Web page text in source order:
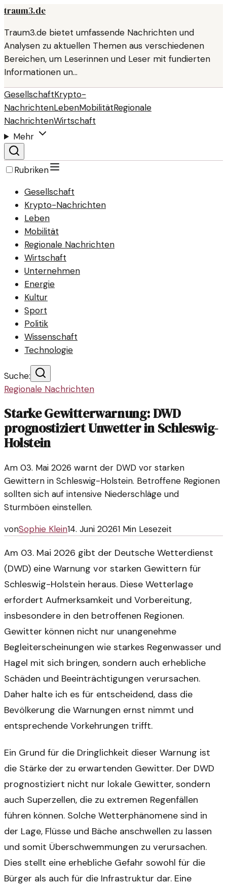
traum3.de
Traum3.de bietet umfassende Nachrichten und
Analysen zu aktuellen Themen aus verschiedenen
Bereichen, um Leserinnen und Leser mit fundierten
Informationen un…
GesellschaftKrypto-
NachrichtenLebenMobilitätRegionale
NachrichtenWirtschaft
Mehr
Rubriken
Gesellschaft
Krypto-Nachrichten
Leben
Mobilität
Regionale Nachrichten
Wirtschaft
Unternehmen
Energie
Kultur
Sport
Politik
Wissenschaft
Technologie
Suche:
Regionale Nachrichten
Starke Gewitterwarnung: DWD
prognostiziert Unwetter in Schleswig-
Holstein
Am 03. Mai 2026 warnt der DWD vor starken
Gewittern in Schleswig-Holstein. Betroffene Regionen
sollten sich auf intensive Niederschläge und
Sturmböen einstellen.
vonSophie Klein14. Juni 20261 Min Lesezeit
Am 03. Mai 2026 gibt der Deutsche Wetterdienst
(DWD) eine Warnung vor starken Gewittern für
Schleswig-Holstein heraus. Diese Wetterlage
erfordert Aufmerksamkeit und Vorbereitung,
insbesondere in den betroffenen Regionen.
Gewitter können nicht nur unangenehme
Begleiterscheinungen wie starkes Regenwasser und
Hagel mit sich bringen, sondern auch erhebliche
Schäden und Beeinträchtigungen verursachen.
Daher halte ich es für entscheidend, dass die
Bevölkerung die Warnungen ernst nimmt und
entsprechende Vorkehrungen trifft.
Ein Grund für die Dringlichkeit dieser Warnung ist
die Stärke der zu erwartenden Gewitter. Der DWD
prognostiziert nicht nur lokale Gewitter, sondern
auch Superzellen, die zu extremen Regenfällen
führen können. Solche Wetterphänomene sind in
der Lage, Flüsse und Bäche anschwellen zu lassen
und somit Überschwemmungen zu verursachen.
Dies stellt eine erhebliche Gefahr sowohl für die
Bürger als auch für die Infrastruktur dar. Eine